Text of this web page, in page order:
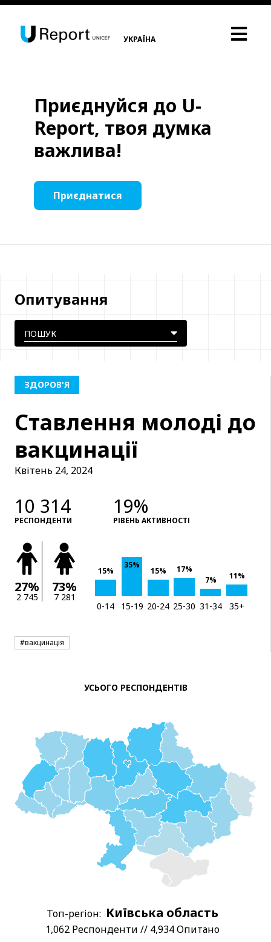
УКРАЇНА
Приєднуйся до U-
Report, твоя думка
важлива!
Приєднатися
Опитування
ЗДОРОВ'Я
Ставлення молоді до
вакцинації
Квітень 24, 2024
10 314
РЕСПОНДЕНТИ
19%
РІВЕНЬ АКТИВНОСТІ
27%
2 745
73%
7 281
15%
35%
15%
17%
7%
11%
0-14 15-19 20-24 25-30 31-34 35+
#вакцинація
УСЬОГО РЕСПОНДЕНТІВ
Топ-регіон: Київська область
1,062 Респонденти // 4,934 Опитано